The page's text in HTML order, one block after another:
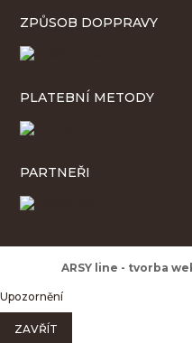
ZPŮSOB DOPPRAVY
PLATEBNÍ METODY
PARTNEŘI
ARSY line - tvorba
Upozornění
ZAVŘÍT